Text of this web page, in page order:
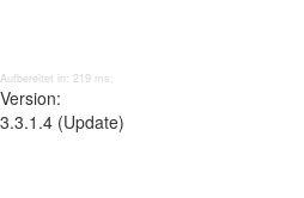
Aufbereitet in: 219 ms;
Version:
3.3.1.4 (Update)